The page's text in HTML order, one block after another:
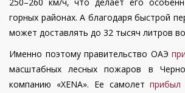
горных районах. А благодаря быстрой
может доставлять до 32 тысяч литров
Именно поэтому правительство ОАЭ
масштабных лесных пожаров в
компанию «XENA». Ее самолетприбыл